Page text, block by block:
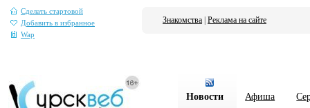
Сделать стартовой
Добавить в избранное
Wap
Знакомства Реклама на сайте
Новости Афиша